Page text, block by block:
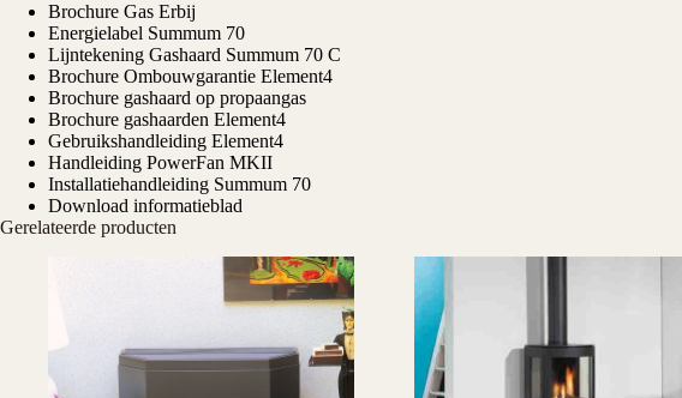
Brochure Gas Erbij
Energielabel Summum 70
Lijntekening Gashaard Summum 70 C
Brochure Ombouwgarantie Element4
Brochure gashaard op propaangas
Brochure gashaarden Element4
Gebruikshandleiding Element4
Handleiding PowerFan MKII
Installatiehandleiding Summum 70
Download informatieblad
Gerelateerde producten